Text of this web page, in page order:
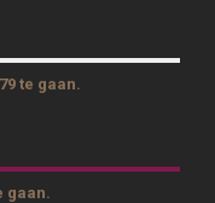
te gaan.
gaan.